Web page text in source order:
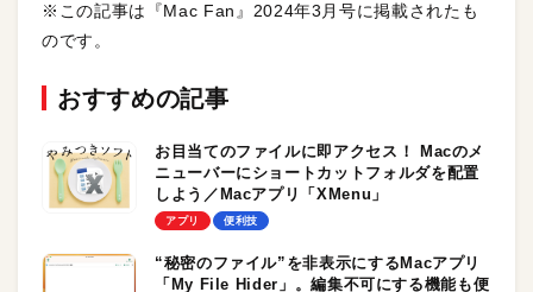
※この記事は『Mac Fan』2024年3月号に掲載されたも
のです。
おすすめの記事
お目当てのファイルに即アクセス！ Macのメ
ニューバーにショートカットフォルダを配置
しよう／Macアプリ「XMenu」
アプリ 便利技
“秘密のファイル”を非表示にするMacアプリ
「My File Hider」。編集不可にする機能も便